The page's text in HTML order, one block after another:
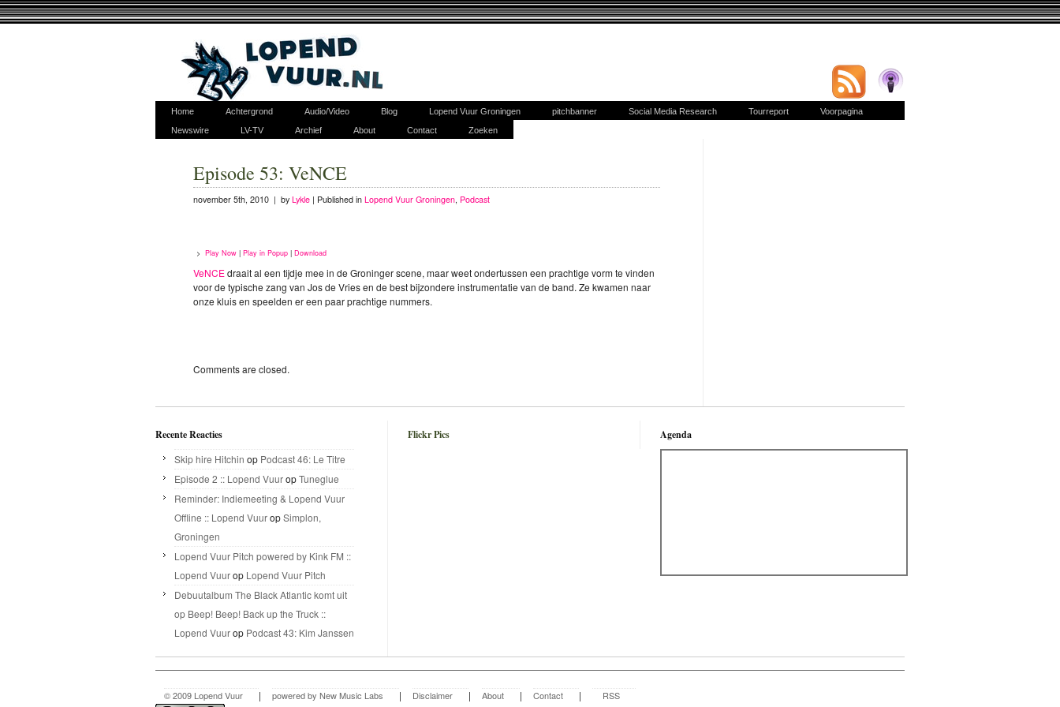
Home Achtergrond Audio/Video Blog Lopend Vuur Groningen pitchbanner Social Media Research Tourreport
Voorpagina
Newswire
LV-TV Archief About Contact Zoeken
Episode 53: VeNCE
november 5th, 2010 | by Lykle | Published in Lopend Vuur Groningen, Podcast
> Play Now |Play in Popup |Download
VeNCEdraait al een tijdje mee in de Groninger scene, maar weet ondertussen een prachtige vorm te vinden
voor de typische zang van Jos de Vries en de best bijzondere instrumentatie van de band. Ze kwamen naar
onze kluis en speelden er een paar prachtige nummers.
Comments are closed.
Recente Reacties
Skip hire Hitchin op Podcast 46: Le Titre
Episode 2 :: Lopend VuuropTuneglue
Reminder: Indiemeeting & Lopend Vuur
Offline :: Lopend VuuropSimplon,
Groningen
Lopend Vuur Pitch powered by Kink FM ::
Lopend Vuurop Lopend Vuur Pitch
Debuutalbum The Black Atlantic komt uit
op Beep! Beep! Back up the Truck ::
Lopend Vuurop Podcast 43: Kim Janssen
Flickr Pics Agenda
© 2009 Lopend Vuur | powered by New Music Labs | Disclaimer | About | Contact | RSS